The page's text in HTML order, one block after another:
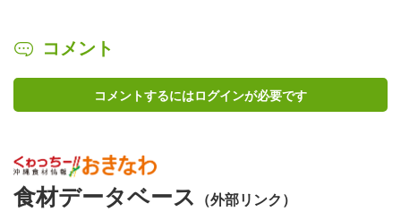
コメント
コメントするにはログインが必要です
食材データベース （外部リンク）